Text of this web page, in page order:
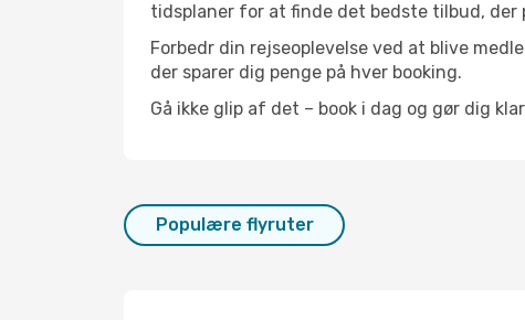
tidsplaner for at finde det bedste tilbud, der
Forbedr din rejseoplevelse ved at blive
der sparer dig penge på hver booking.
Gå ikke glip af det – book i dag og gør dig
Populære flyruter